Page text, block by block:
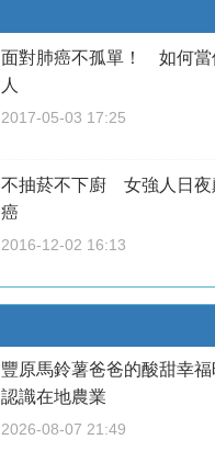
面對肺癌不孤單！ 如何當
人
2017-05-03 17:25
不抽菸不下廚 女強人日夜
癌
2016-12-02 16:13
豐原馬鈴薯爸爸的酸甜幸
認識在地農業
2026-08-07 21:49